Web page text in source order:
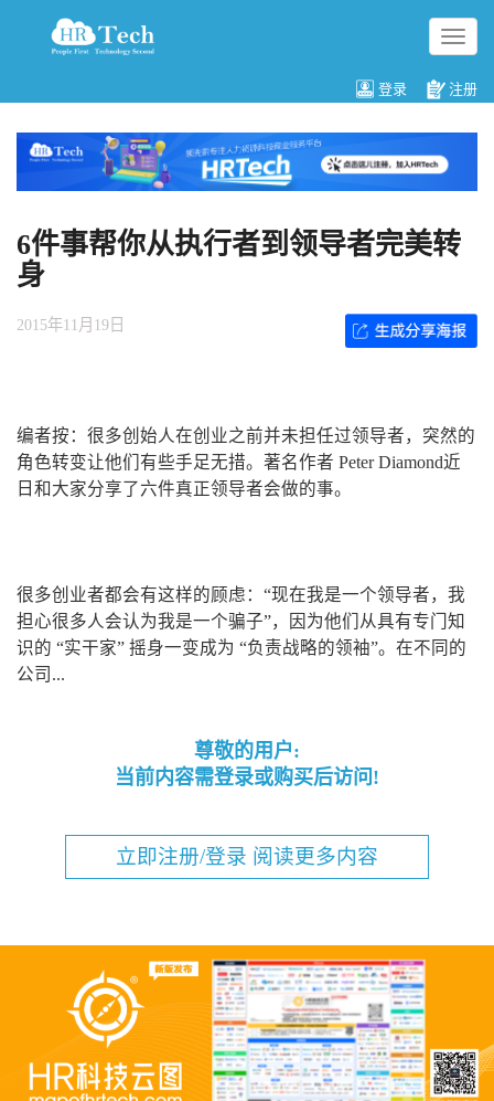
切
换
航
登录 注册
6件事帮你从执行者到领导者完美转
身
2015年11月19日
编者按：很多创始人在创业之前并未担任过领导者，突然的
角色转变让他们有些手足无措。著名作者 Peter Diamond近
日和大家分享了六件真正领导者会做的事。
很多创业者都会有这样的顾虑：“现在我是一个领导者，我
担心很多人会认为我是一个骗子”，因为他们从具有专门知
识的 “实干家” 摇身一变成为 “负责战略的领袖”。在不同的
公司...
尊敬的用户:
当前内容需登录或购买后访问!
立即注册/登录 阅读更多内容